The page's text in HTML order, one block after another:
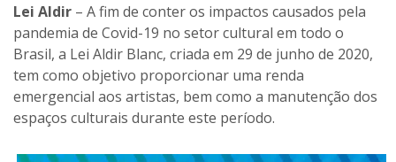
Lei Aldir – A fim de conter os impactos causados pela
pandemia de Covid-19 no setor cultural em todo o
Brasil, a Lei Aldir Blanc, criada em 29 de junho de 2020,
tem como objetivo proporcionar uma renda
emergencial aos artistas, bem como a manutenção dos
espaços culturais durante este período.